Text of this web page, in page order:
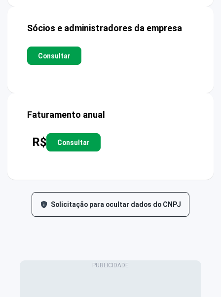
Sócios e administradores da empresa
Consultar
Faturamento anual
R$ Consultar
Solicitação para ocultar dados do CNPJ